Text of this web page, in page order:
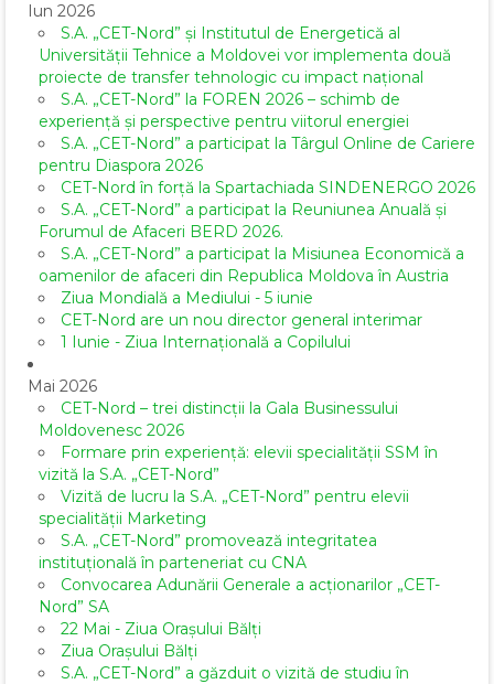
Iun 2026
S.A. „CET-Nord” și Institutul de Energetică al
Universității Tehnice a Moldovei vor implementa două
proiecte de transfer tehnologic cu impact național
S.A. „CET-Nord” la FOREN 2026 – schimb de
experiență și perspective pentru viitorul energiei
S.A. „CET-Nord” a participat la Târgul Online de Cariere
pentru Diaspora 2026
CET-Nord în forță la Spartachiada SINDENERGO 2026
S.A. „CET-Nord” a participat la Reuniunea Anuală și
Forumul de Afaceri BERD 2026.
S.A. „CET-Nord” a participat la Misiunea Economică a
oamenilor de afaceri din Republica Moldova în Austria
Ziua Mondială a Mediului - 5 iunie
CET-Nord are un nou director general interimar
1 Iunie - Ziua Internațională a Copilului
Mai 2026
CET-Nord – trei distincții la Gala Businessului
Moldovenesc 2026
Formare prin experiență: elevii specialității SSM în
vizită la S.A. „CET-Nord”
Vizită de lucru la S.A. „CET-Nord” pentru elevii
specialității Marketing
S.A. „CET-Nord” promovează integritatea
instituțională în parteneriat cu CNA
Convocarea Adunării Generale a acționarilor „CET-
Nord” SA
22 Mai - Ziua Orașului Bălți
Ziua Orașului Bălți
S.A. „CET-Nord” a găzduit o vizită de studiu în